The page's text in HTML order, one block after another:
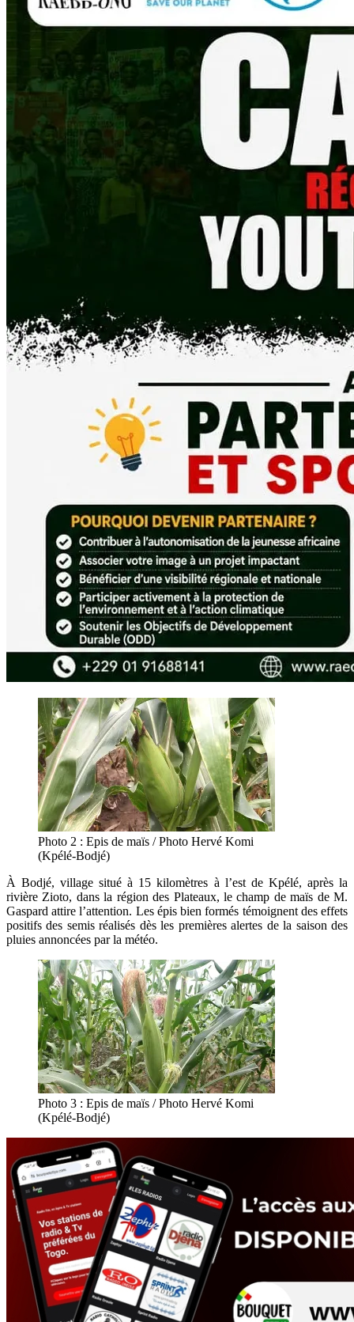
Photo 2 : Epis de maïs / Photo Hervé Komi
(Kpélé-Bodjé)
À Bodjé, village situé à 15 kilomètres à l’est de Kpélé, après la
rivière Zioto, dans la région des Plateaux, le champ de maïs de M.
Gaspard attire l’attention. Les épis bien formés témoignent des effets
positifs des semis réalisés dès les premières alertes de la saison des
pluies annoncées par la météo.
Photo 3 : Epis de maïs / Photo Hervé Komi
(Kpélé-Bodjé)